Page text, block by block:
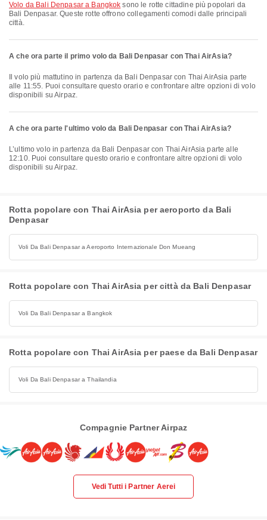
volo da Bali Denpasar a Bangkok sono le rotte cittadine più popolari da
Bali Denpasar. Queste rotte offrono collegamenti comodi dalle principali
città.
A che ora parte il primo volo da Bali Denpasar con Thai AirAsia?
alle 11:55. Puoi consultare questo orario e confrontare altre opzioni di volo
disponibili su Airpaz.
A che ora parte l'ultimo volo da Bali Denpasar con Thai AirAsia?
L’ultimo volo in partenza da Bali Denpasar con Thai AirAsia parte alle
12:10. Puoi consultare questo orario e confrontare altre opzioni di volo
disponibili su Airpaz.
Rotta popolare con Thai AirAsia per aeroporto da Bali
Denpasar
Voli Da Bali Denpasar a Aeroporto Internazionale Don Mueang
Rotta popolare con Thai AirAsia per città da Bali Denpasar
Voli Da Bali Denpasar a Bangkok
Rotta popolare con Thai AirAsia per paese da Bali Denpasar
Voli Da Bali Denpasar a Thailandia
Compagnie Partner Airpaz
Vedi Tutti i Partner Aerei